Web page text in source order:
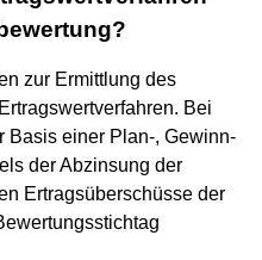
zur Ermittlung des
Bei
Basis einer Plan-, Gewinn-
der Abzinsung der
Ertragsüberschüsse der